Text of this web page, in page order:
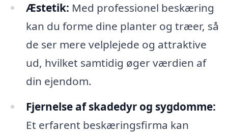
Æstetik: Med professionel beskæring
kan du forme dine planter og træer, så
de ser mere velplejede og attraktive
ud, hvilket samtidig øger værdien af
din ejendom.
Fjernelse af skadedyr og sygdomme:
Et erfarent beskæringsfirma kan